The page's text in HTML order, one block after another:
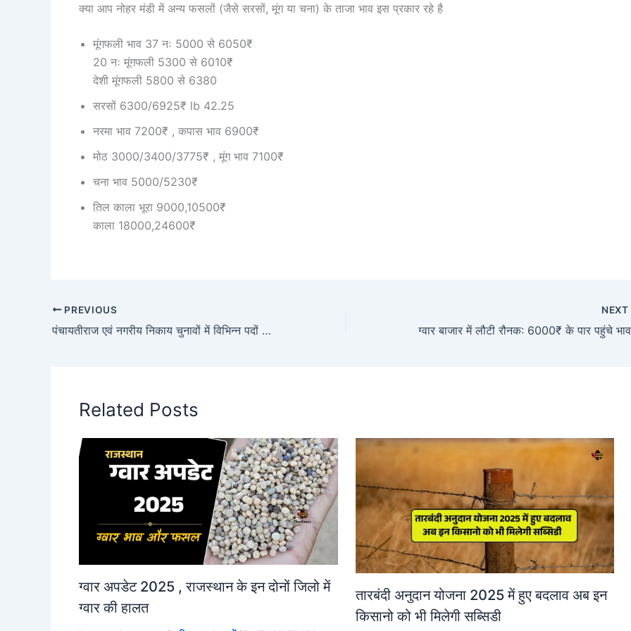
क्या आप नोहर मंडी में अन्य फसलों (जैसे सरसों, मूंग या चना) के ताजा भाव इस प्रकार रहे है
मूंगफली भाव 37 नः 5000 से 6050₹
20 नः मूंगफली 5300 से 6010₹
देशी मूंगफली 5800 से 6380
सरसों 6300/6925₹ lb 42.25
नरमा भाव 7200₹ , कपास भाव 6900₹
मोठ 3000/3400/3775₹ , मूंग भाव 7100₹
चना भाव 5000/5230₹
तिल काला भूरा 9000,10500₹
काला 18000,24600₹
PREVIOUS
पंचायतीराज एवं नगरीय निकाय चुनावों में विभिन्न पदों पर चुनाव खर्च कीसीमा पुनःनिर्धारित
NEXT
Related Posts
ग्वार अपडेट 2025 , राजस्थान के इन दोनों जिलो में
ग्वार की हालत
तारबंदी अनुदान योजना 2025 में हुए बदलाव अब इन
किसानो को भी मिलेगी सब्सिडी